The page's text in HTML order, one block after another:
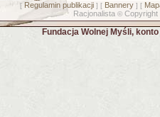
[ Regulamin publikacji] [ Bannery] [
Racjonalista © Copyright
Fundacja Wolnej Myśli,